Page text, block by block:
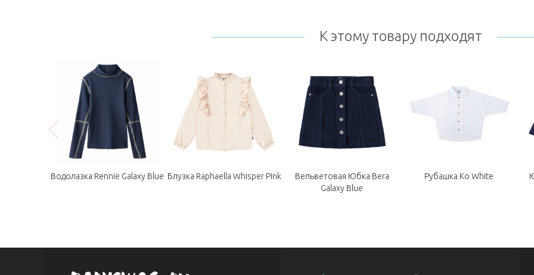
К этому товару подходят
Водолазка Rennie Galaxy Blue Блузка Raphaella Whisper Pink
Вельветовая Юбка Bera
Galaxy Blue
Рубашка Ko White